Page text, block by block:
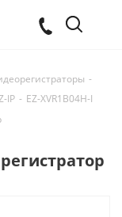
-
IP - EZ-XVR1B04H-I